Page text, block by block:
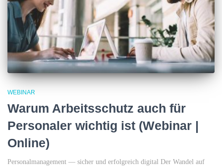
WEBINAR
Warum Arbeitsschutz auch für
Personaler wichtig ist (Webinar |
Online)
Personalmanagement — sicher und erfolgreich digital Der Wandel auf